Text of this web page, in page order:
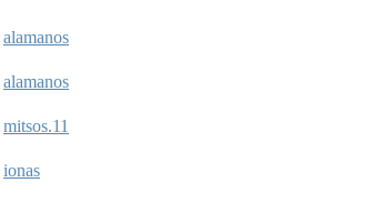
alamanos
alamanos
mitsos.11
ionas